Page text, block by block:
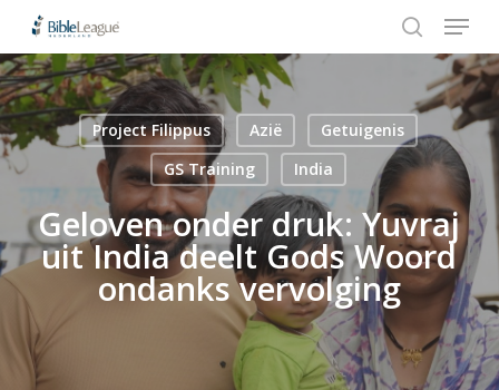
main
content
Hit enter to search or ESC to close
search
Menu
Project Filippus Azië
Getuigenis
GS Training
India
Geloven onder druk: Yuvraj
uit India deelt Gods Woord
ondanks vervolging
Close
Menu
van
3,